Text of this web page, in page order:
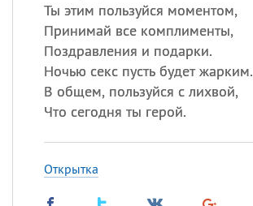
Ты этим пользуйся моментом,
Принимай все комплименты,
Поздравления и подарки.
Ночью секс пусть будет жарким.
В общем, пользуйся с лихвой,
Что сегодня ты герой.
Открытка